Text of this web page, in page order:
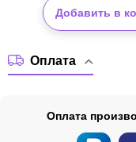
Добавить в
Оплата
Оплата